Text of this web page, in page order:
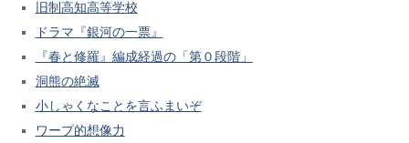
旧制高知高等学校
ドラマ『銀河の一票』
『春と修羅』編成経過の「第０段階」
洞熊の絶滅
小しゃくなことを言ふまいぞ
ワープ的想像力